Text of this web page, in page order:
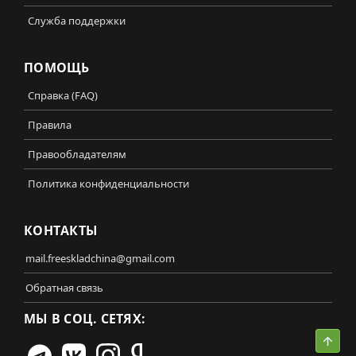
Служба поддержки
ПОМОЩЬ
Справка (FAQ)
Правила
Правообладателям
Политика конфиденциальности
КОНТАКТЫ
mail.freeskladchina@gmail.com
Обратная связь
МЫ В СОЦ. СЕТЯХ: